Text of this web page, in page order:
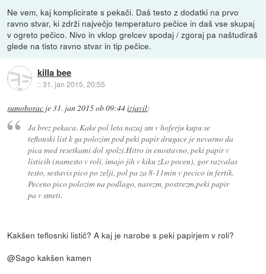
Ne vem, kaj komplicirate s pekači. Daš testo z dodatki na prvo
ravno stvar, ki zdrži največjo temperaturo pečice in daš vse skupaj
v ogreto pečico. Nivo in vklop grelcev spodaj / zgoraj pa naštudiraš
glede na tisto ravno stvar in tip pečice.
killa bee
::31. jan 2015, 20:55
sumoborac je31. jan 2015 ob 09:44izjavil:
Ja brez pekaca. Kake pol leta nazaj sm v hoferju kupu se
teflonski list k ga polozim pod peki papir drugace je nevarno da
pica med resetkami dol spolzi.Hitro in enostavno, peki papir v
listicih (namesto v roli, imajo jih v kiku zLo pocen), gor razvalas
testo, sestavis pico po zelji, pol pa za 8-11min v pecico in fertik.
Peceno pico polozim na podlago, narezm, postrezm,peki papir
pa v smeti.
Kakšen teflosnki listič? A kaj je narobe s peki papirjem v roli?
@Sago kakšen kamen